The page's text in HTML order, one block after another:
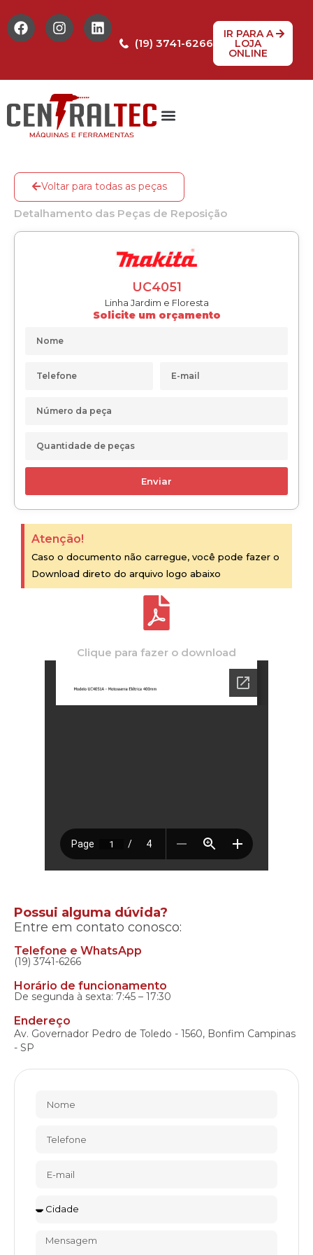
(19) 3741-6266
IR PARA A
LOJA
ONLINE
Voltar para todas as peças
Detalhamento das Peças de Reposição
UC4051
Linha Jardim e Floresta
Solicite um orçamento
Enviar
Atenção!
Caso o documento não carregue, você pode fazer o
Download direto do arquivo logo abaixo
Clique para fazer o download
Possui alguma dúvida?
Entre em contato conosco:
Telefone e WhatsApp
(19) 3741-6266
Horário de funcionamento
De segunda à sexta: 7:45 – 17:30
Endereço
Av. Governador Pedro de Toledo - 1560, Bonfim Campinas
- SP